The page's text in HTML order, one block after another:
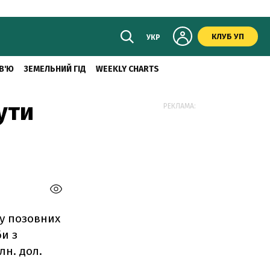
УКР КЛУБ УП
ЗЕМЕЛЬНИЙ ГІД WEEKLY CHARTS
позовних
з
дол.
РЕКЛАМА: